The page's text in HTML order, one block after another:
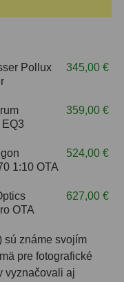
Pollux
345,00 €
359,00 €
1:10 OTA
524,00 €
OTA
627,00 €
sú známe svojím
pre fotografické
vyznačovali aj